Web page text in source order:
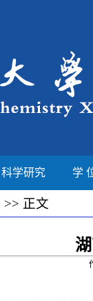
科学研究 学
>> 正文